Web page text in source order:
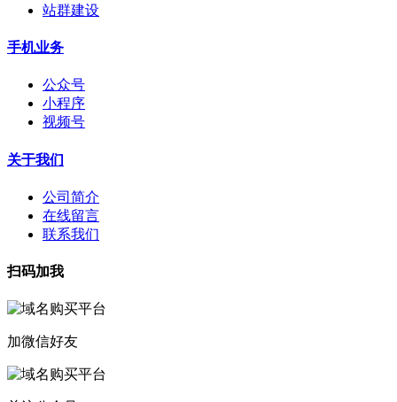
站群建设
手机业务
公众号
小程序
视频号
关于我们
公司简介
在线留言
联系我们
扫码加我
加微信好友